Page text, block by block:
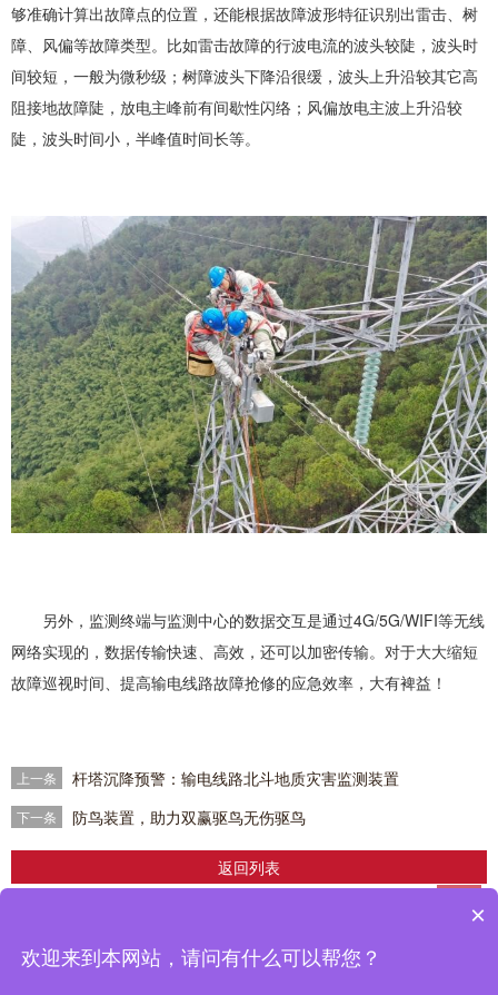
够准确计算出故障点的位置，还能根据故障波形特征识别出雷击、树
障、风偏等故障类型。比如雷击故障的行波电流的波头较陡，波头时
间较短，一般为微秒级；树障波头下降沿很缓，波头上升沿较其它高
阻接地故障陡，放电主峰前有间歇性闪络；风偏放电主波上升沿较
陡，波头时间小，半峰值时间长等。
另外，监测终端与监测中心的数据交互是通过4G/5G/WIFI等无线
网络实现的，数据传输快速、高效，还可以加密传输。对于大大缩短
故障巡视时间、提高输电线路故障抢修的应急效率，大有裨益！
上一条 杆塔沉降预警：输电线路北斗地质灾害监测装置
下一条 防鸟装置，助力双赢驱鸟无伤驱鸟
返回列表
鼎信智慧科技有限公司推出的输配电线路在线监测，分布式故障定位，电缆在线
监测设备在南网、国网得到广泛应用，取得了良好的使用效果。
×
欢迎来到本网站，请问有什么可以帮您？